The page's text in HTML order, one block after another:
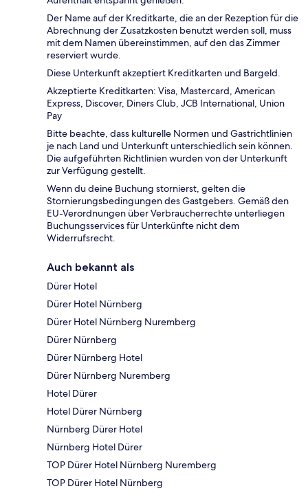
Der Name auf der Kreditkarte, die an der Rezeption für die
Abrechnung der Zusatzkosten benutzt werden soll, muss
mit dem Namen übereinstimmen, auf den das Zimmer
reserviert wurde.
Diese Unterkunft akzeptiert Kreditkarten und Bargeld.
Akzeptierte Kreditkarten: Visa, Mastercard, American
Express, Discover, Diners Club, JCB International, Union
Pay
Bitte beachte, dass kulturelle Normen und Gastrichtlinien
je nach Land und Unterkunft unterschiedlich sein können.
Die aufgeführten Richtlinien wurden von der Unterkunft
zur Verfügung gestellt.
Wenn du deine Buchung stornierst, gelten die
Stornierungsbedingungen des Gastgebers. Gemäß den
EU-Verordnungen über Verbraucherrechte unterliegen
Buchungsservices für Unterkünfte nicht dem
Widerrufsrecht.
Auch bekannt als
Dürer Hotel
Dürer Hotel Nürnberg
Dürer Hotel Nürnberg Nuremberg
Dürer Nürnberg
Dürer Nürnberg Hotel
Dürer Nürnberg Nuremberg
Hotel Dürer
Hotel Dürer Nürnberg
Nürnberg Dürer Hotel
Nürnberg Hotel Dürer
TOP Dürer Hotel Nürnberg Nuremberg
TOP Dürer Hotel Nürnberg